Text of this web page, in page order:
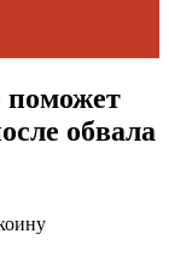
поможет
обвала